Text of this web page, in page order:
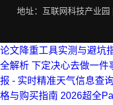
地址：互联网科技产业
论文降重工具实测与避坑
全解析 下定决心去做一件
报 - 实时精准天气信息查询
格与购买指南 2026超全